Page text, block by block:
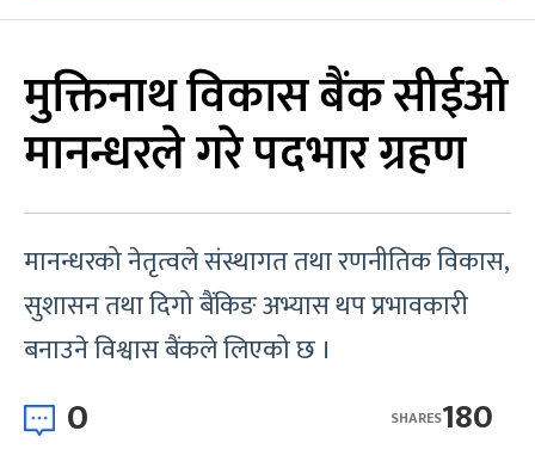
मुक्तिनाथ विकास बैंक सीईओ
मानन्धरले गरे पदभार ग्रहण
मानन्धरको नेतृत्वले संस्थागत तथा रणनीतिक विकास,
सुशासन तथा दिगो बैंकिङ अभ्यास थप प्रभावकारी
बनाउने विश्वास बैंकले लिएको छ ।
0 180
SHARES